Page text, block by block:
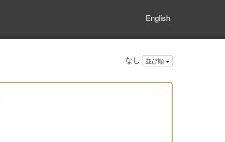
English
なし 並び順